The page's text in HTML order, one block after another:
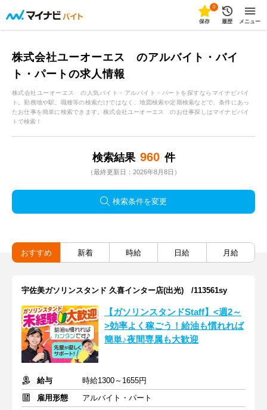
0
保存 履歴 メニュー
株式会社ユーオーエス のアルバイト・バイ
ト・パートの求人情報
株式会社ユーオーエス の人気バイト・アルバイト・パートを探すならマイナビバイ
ト。勤務地や駅、職種等の検索だけではなく、地図検索や定期検索などで、条件にあっ
たお仕事を簡単に検索できます。株式会社ユーオーエス のお仕事探しはマイナビバイ
トで検索！
検索結果 960 件
（最終更新日：2026年8月8日）
検索条件を変更
おすすめ 新着 時給 日給 月給
宇佐美ガソリンスタンド 久喜インター店(出光) /113561sy
【ガソリンスタンドStaff】<週2～
>効率よく稼ごう！給油も慣れれば
簡単♪夜間専属も大歓迎
給与
時給1300～1655円
雇用形態
アルバイト・パート